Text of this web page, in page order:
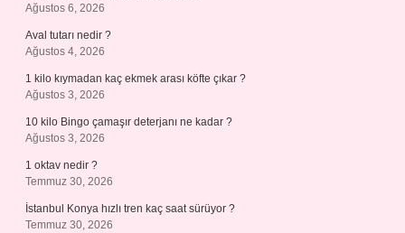
Ağustos 6, 2026
Aval tutarı nedir ?
Ağustos 4, 2026
1 kilo kıymadan kaç ekmek arası köfte çıkar ?
Ağustos 3, 2026
10 kilo Bingo çamaşır deterjanı ne kadar ?
Ağustos 3, 2026
1 oktav nedir ?
Temmuz 30, 2026
İstanbul Konya hızlı tren kaç saat sürüyor ?
Temmuz 30, 2026